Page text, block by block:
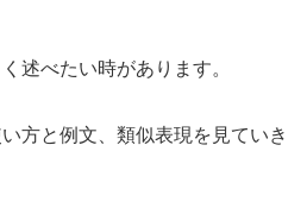
述べたい時があります。
方と例文、類似表現を見ていき